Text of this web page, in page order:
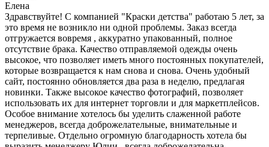
Елена
Здравствуйте! С компанией "Краски детства" работаю 5 лет, за
это время не возникло ни одной проблемы. Заказ всегда
отгружается вовремя , аккуратно упакованный, полное
отсутствие брака. Качество отправляемой одежды очень
высокое, что позволяет иметь много постоянных покупателей,
которые возвращается к нам снова и снова. Очень удобный
сайт, постоянно обновляется два раза в неделю, предлагая
новинки. Также высокое качество фотографий, позволяет
использовать их для интернет торговли и для маркетплейсов.
Особое внимание хотелось бы уделить слаженной работе
менеджеров, всегда доброжелательные, внимательные и
терпеливые. Отдельно огромную благодарность хотела бы